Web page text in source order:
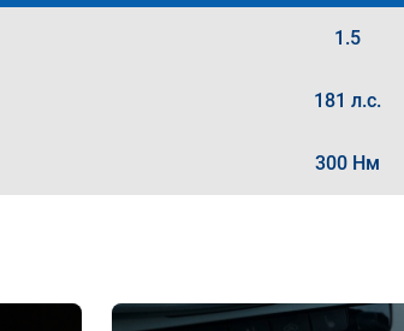
1.5
181 л.с.
300 Нм